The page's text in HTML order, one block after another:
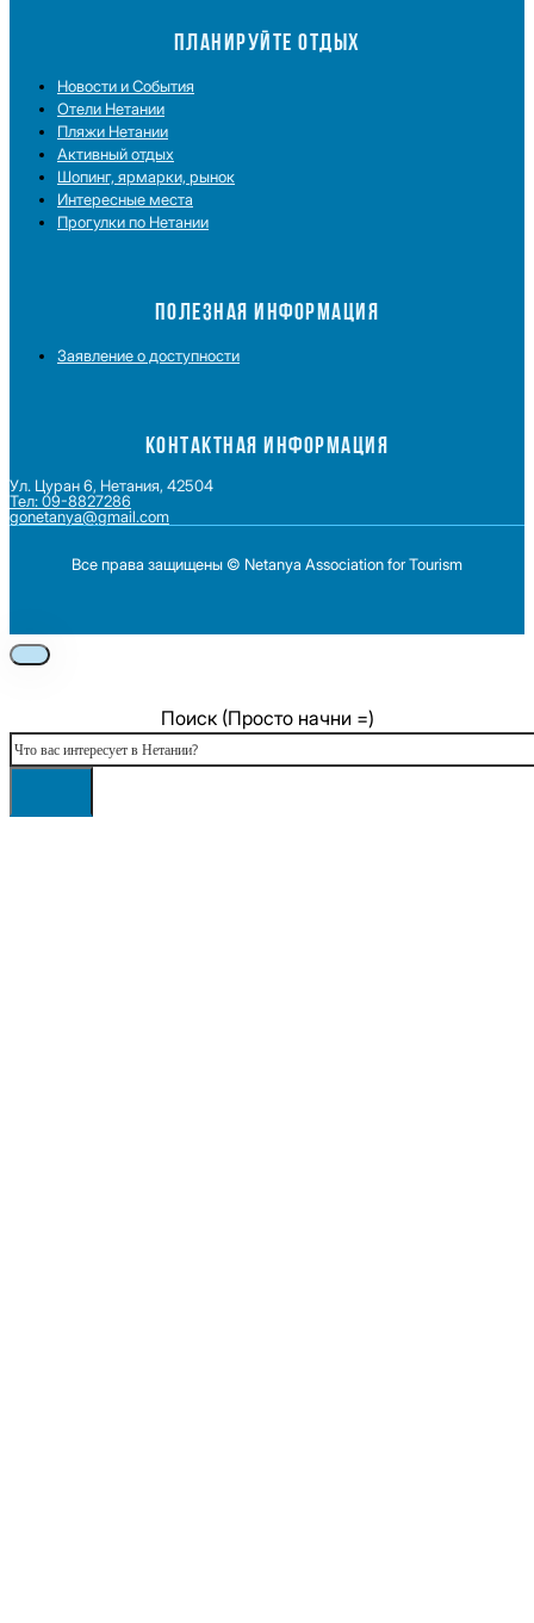
ПЛАНИРУЙТЕ ОТДЫХ
Новости и Cобытия
Отели Нетании
Пляжи Нетании
Активный отдых
Шопинг, ярмарки, рынок
Интересные места
Прогулки по Нетании
ПОЛЕЗНАЯ ИНФОРМАЦИЯ
Заявление о доступности
КОНТАКТНАЯ ИНФОРМАЦИЯ
Ул. Цуран 6, Нетания, 42504
Тел: 09-8827286
gonetanya@gmail.com
Все права защищены © Netanya Association for Tourism
Поиск (Просто начни =)
Поиск